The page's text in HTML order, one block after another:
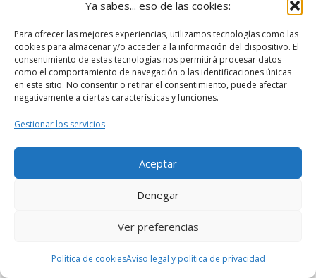
Ya sabes... eso de las cookies:
Para ofrecer las mejores experiencias, utilizamos tecnologías como las
cookies para almacenar y/o acceder a la información del dispositivo. El
consentimiento de estas tecnologías nos permitirá procesar datos
como el comportamiento de navegación o las identificaciones únicas
en este sitio. No consentir o retirar el consentimiento, puede afectar
negativamente a ciertas características y funciones.
Gestionar los servicios
Aceptar
Denegar
Ver preferencias
Política de cookiesAviso legal y política de privacidad
altitud, con lo cual la salida oeste estaba
llena de zonas con mucha inclinación que
dificultaba el paseo para el acceso a la Casa
de Campo.
realizó, al igual que con otros reyes.
A mediados del siglo XVIII, cuando se
intentó organizar la zona en la que
actualmente se ubica elCampo del Moro